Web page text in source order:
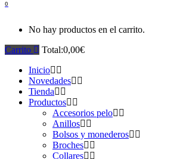
0
No hay productos en el carrito.
Carrito
Total:0,00€
Inicio
Novedades
Tienda
Productos
Accesorios pelo
Anillos
Bolsos y monederos
Broches
Collares